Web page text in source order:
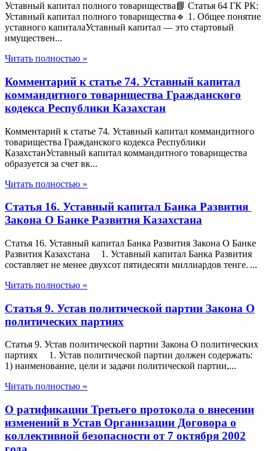
Уставный капитал полного товарищества📘 Статья 64 ГК РК:
Уставный капитал полного товарищества🔹 1. Общее понятие
уставного капиталаУставный капитал — это стартовый
имуществен...
Читать полностью »
Комментарий к статье 74. Уставный капитал
коммандитного товарищества Гражданского
кодекса Республики Казахстан
Комментарий к статье 74. Уставный капитал коммандитного
товарищества Гражданского кодекса Республики
КазахстанУставный капитал коммандитного товарищества
образуется за счет вк...
Читать полностью »
Статья 16. Уставный капитал Банка Развития
Закона О Банке Развития Казахстана
Статья 16. Уставный капитал Банка Развития Закона О Банке
Развития Казахстана 1. Уставный капитал Банка Развития
составляет не менее двухсот пятидесяти миллиардов тенге. ...
Читать полностью »
Статья 9. Устав политической партии Закона О
политических партиях
Статья 9. Устав политической партии Закона О политических
партиях 1. Устав политической партии должен содержать:
1) наименование, цели и задачи политической партии,...
Читать полностью »
О ратификации Третьего протокола о внесении
изменений в Устав Организации Договора о
коллективной безопасности от 7 октября 2002